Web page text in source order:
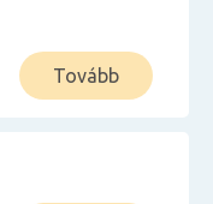
Tovább